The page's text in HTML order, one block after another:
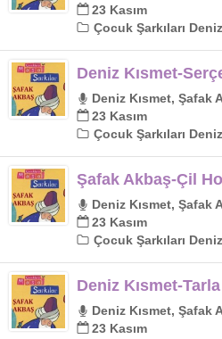
23 Kasım
Çocuk Şarkıları
Deniz Kısmet-
Deniz Kısmet, Şafak
23 Kasım
Çocuk Şarkıları
Şafak Akbaş-Çil
Deniz Kısmet, Şafak
23 Kasım
Çocuk Şarkıları
Deniz Kısmet-
Deniz Kısmet, Şafak
23 Kasım